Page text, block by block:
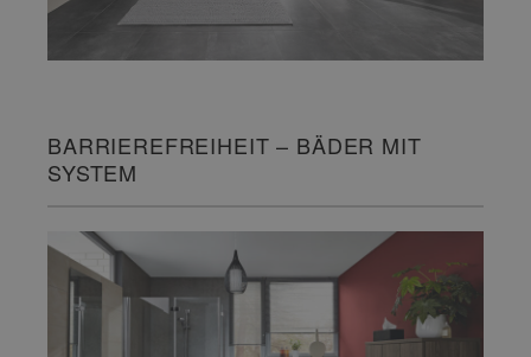
BARRIEREFREIHEIT – BÄDER MIT
SYSTEM